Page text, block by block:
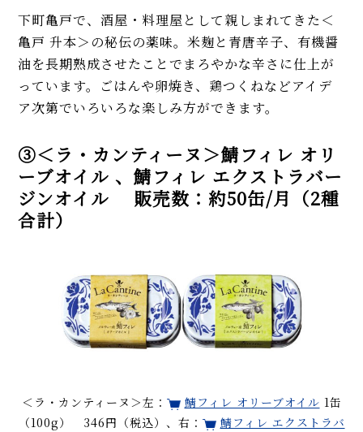
下町亀戸で、酒屋・料理屋として親しまれてきた＜
亀戸 升本＞の秘伝の薬味。米麹と青唐辛子、有機醤
油を長期熟成させたことでまろやかな辛さに仕上が
っています。ごはんや卵焼き、鶏つくねなどアイデ
ア次第でいろいろな楽しみ方ができます。
③＜ラ・カンティーヌ＞鯖フィレ オリ
ーブオイル 、鯖フィレ エクストラバー
ジンオイル 販売数：約50缶/月（2種
合計）
＜ラ・カンティーヌ＞左： 鯖フィレ オリーブオイル 1缶
（100g） 346円（税込）、右：
鯖フィレ エクストラバ